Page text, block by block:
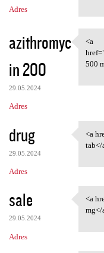
Adres
azithromyc
in 200
29.05.2024
Adres
<a
<a
500
drug
29.05.2024
Adres
<a
<a
tab</
sale
29.05.2024
Adres
<a
<a
mg</